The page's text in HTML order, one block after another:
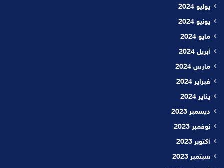
يوليو 2024
يونيو 2024
مايو 2024
أبريل 2024
مارس 2024
فبراير 2024
يناير 2024
ديسمبر 2023
نوفمبر 2023
أكتوبر 2023
سبتمبر 2023